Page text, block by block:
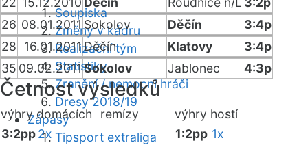
Soupiska
Změny v kádru
Realizační tým
Statistiky
Zranění / nemocní hráči
Dresy 2018/19
Zápasy
Tipsport extraliga
26 08.01.2011 Sokolov Děčín
3:4p
28
16.01.2011Děčín Klatovy
3:4p
35 09.02.2011Sokolov Jablonec 4:3p
Četnost výsledků
výhry domácích remízy výhry hostí
3:2pp2x
1:2pp 1x